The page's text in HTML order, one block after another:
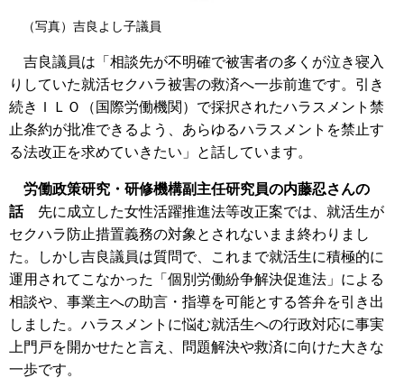
（写真）吉良よし子議員
吉良議員は「相談先が不明確で被害者の多くが泣き寝入
りしていた就活セクハラ被害の救済へ一歩前進です。引き
続きＩＬＯ（国際労働機関）で採択されたハラスメント禁
止条約が批准できるよう、あらゆるハラスメントを禁止す
る法改正を求めていきたい」と話しています。
労働政策研究・研修機構副主任研究員の内藤忍さんの
話先に成立した女性活躍推進法等改正案では、就活生が
セクハラ防止措置義務の対象とされないまま終わりまし
た。しかし吉良議員は質問で、これまで就活生に積極的に
運用されてこなかった「個別労働紛争解決促進法」による
相談や、事業主への助言・指導を可能とする答弁を引き出
しました。ハラスメントに悩む就活生への行政対応に事実
上門戸を開かせたと言え、問題解決や救済に向けた大きな
一歩です。